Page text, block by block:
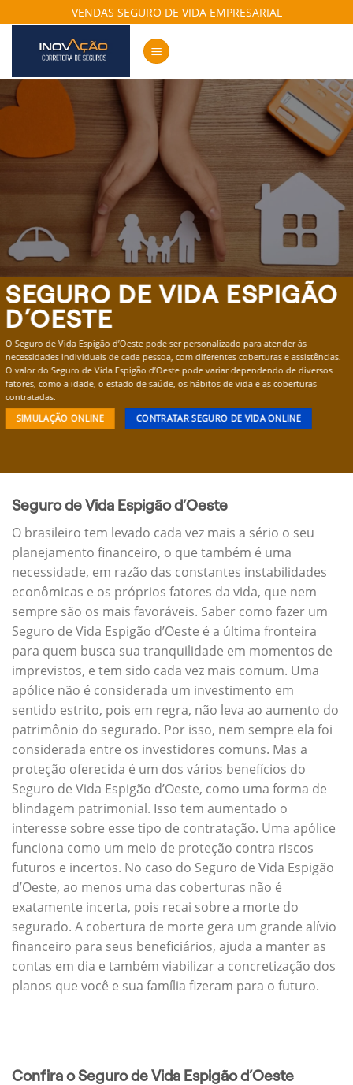
to
content
VENDAS SEGURO DE VIDA EMPRESARIAL
SEGURO DE VIDA ESPIGÃO
D’OESTE
O Seguro de Vida Espigão d’Oeste pode ser personalizado para atender às
necessidades individuais de cada pessoa, com diferentes coberturas e assistências.
O valor do Seguro de Vida Espigão d’Oeste pode variar dependendo de diversos
fatores, como a idade, o estado de saúde, os hábitos de vida e as coberturas
contratadas.
SIMULAÇÃO ONLINE CONTRATAR SEGURO DE VIDA ONLINE
Seguro de Vida Espigão d’Oeste
O brasileiro tem levado cada vez mais a sério o seu
planejamento financeiro, o que também é uma
necessidade, em razão das constantes instabilidades
econômicas e os próprios fatores da vida, que nem
sempre são os mais favoráveis. Saber como fazer um
Seguro de Vida Espigão d’Oeste é a última fronteira
para quem busca sua tranquilidade em momentos de
imprevistos, e tem sido cada vez mais comum. Uma
apólice não é considerada um investimento em
sentido estrito, pois em regra, não leva ao aumento do
patrimônio do segurado. Por isso, nem sempre ela foi
considerada entre os investidores comuns. Mas a
proteção oferecida é um dos vários benefícios do
Seguro de Vida Espigão d’Oeste, como uma forma de
blindagem patrimonial. Isso tem aumentado o
interesse sobre esse tipo de contratação. Uma apólice
funciona como um meio de proteção contra riscos
futuros e incertos. No caso do Seguro de Vida Espigão
d’Oeste, ao menos uma das coberturas não é
exatamente incerta, pois recai sobre a morte do
segurado. A cobertura de morte gera um grande alívio
financeiro para seus beneficiários, ajuda a manter as
contas em dia e também viabilizar a concretização dos
planos que você e sua família fizeram para o futuro.
Confira o Seguro de Vida Espigão d’Oeste